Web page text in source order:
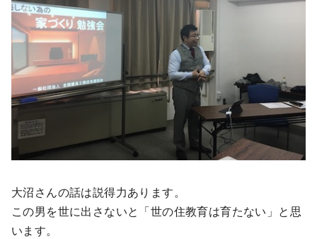
大沼さんの話は説得力あります。
この男を世に出さないと「世の住教育は育たない」と思
います。